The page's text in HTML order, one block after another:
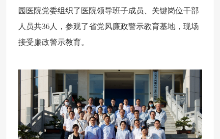
园医院党委组织了 医院领导班子成员、关键岗位干部
人员共36人，参观了省党风廉政警示教育基地，现场
接受廉政警示教育。